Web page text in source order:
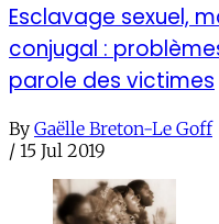
Esclavage sexuel,
conjugal :
parole des victimes
By Gaëlle Breton-Le Goff
/ 15 Jul 2019